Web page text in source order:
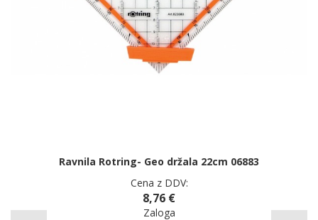
Ravnila Rotring- Geo držala 22cm 06883
Cena z DDV:
8,76 €
Zaloga